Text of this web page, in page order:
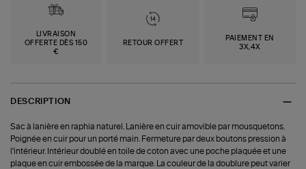
LIVRAISON
OFFERTE DÈS 150
€
RETOUR OFFERT
PAIEMENT EN
3X,4X
DESCRIPTION
Sac à lanière en raphia naturel. Lanière en cuir amovible par mousquetons.
Poignée en cuir pour un porté main. Fermeture par deux boutons pression à
l'intérieur. Intérieur doublé en toile de coton avec une poche plaquée et une
plaque en cuir embossée de la marque. La couleur de la doublure peut varier